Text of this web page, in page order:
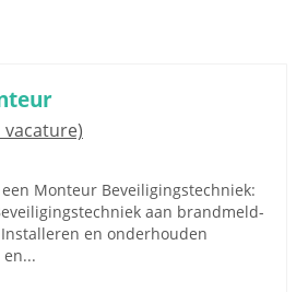
vacature)
Monteur Beveiligingstechniek:
aan brandmeld-
en onderhouden